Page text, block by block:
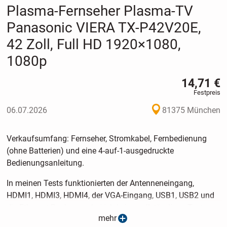
Plasma-Fernseher Plasma-TV
Panasonic VIERA TX-P42V20E,
42 Zoll, Full HD 1920×1080,
1080p
14,71 €
Festpreis
06.07.2026 81375 München
Verkaufsumfang: Fernseher, Stromkabel, Fernbedienung
(ohne Batterien) und eine 4-auf-1-ausgedruckte
Bedienungsanleitung.
In meinen Tests funktionierten der Antenneneingang,
HDMI1, HDMI3, HDMI4, der VGA-Eingang, USB1, USB2 und
aller Funktionen dieser Anschlüsse vornahm. In meinen
mehr